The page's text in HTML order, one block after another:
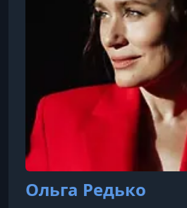
Ольга Редько